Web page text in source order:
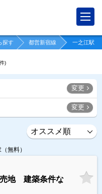
探す 都営新宿線 一之江駅
件)
変更
変更
無料）
地 建築条件な